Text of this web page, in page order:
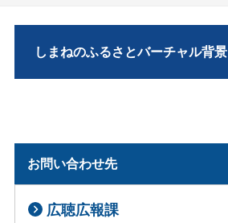
しまねのふるさとバーチャル背景
お問い合わせ先
広聴広報課